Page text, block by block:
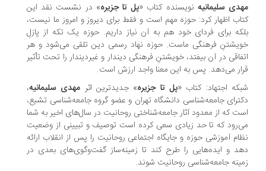
سلیمانیهنویسنده کتاب «پل تا جزیره » در نشست نقد این
اظهار کرد: حوزه مهم است و فقط برای دیروز و امروز ما نیست،
برای فردای خود هم به آن نیاز داریم. حوزه یک تکه از پازلِ
فرهنگی ماست. حوزه نهاد رسمی دین تلقی می‌شود و هر
در آن بیفتد، خویشتنِ فرهنگی دیندار و غیردیندار را تحت تأثیر
می‌دهد. پس به این معنا واجد ارزش است.
اجتهاد: کتاب «پل تا جزیره » جدیدترین اثرمهدی سلیمانیه،
جامعه‌شناسی دانشگاه تهران و عضو گروه جامعه‌شناسی تشیع،
که از معدود آثار جامعه‌شناختی روحانیت در سال‌های اخیر به شما
که تا حد زیادی سعی کرده است توصیف و تبیینی از وضعیت
آموزشی حوزه و جایگاه اجتماعی روحانیت را پس از انقلاب ارائه
و ایده‌هایی را طرح کند تا زمینه‌ساز گفت‌وگوی‌های بعدی در
جامعه‌شناسی روحانیت شوند.